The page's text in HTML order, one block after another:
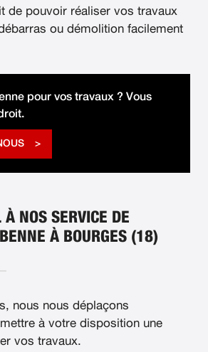
de pouvoir réaliser vos travaux
ou démolition facilement
pour vos travaux ? Vous
À NOS SERVICE DE
À BOURGES (18)
nous nous déplaçons
à votre disposition une
vos travaux.